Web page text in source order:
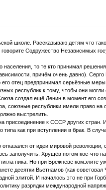
школе. Рассказываю детям что
Содружество Независимых
то те кто принимал
причём очень давно).
отец предпринимал серьёзные
республик к тому, чтобы они могли
создал ещё Ленин в момент его
союзные республики имели право на
выстрелить.
присоединение к СССР других стран.
типа как при вступлении в брак. В
от идеи мировой революции,
заполучить. Хрущёв потом кое-что
пика. Но при Брежневе комэлите
десятки Вьетнамов (как советовал
элитой. И началось это не при
разрядки международной